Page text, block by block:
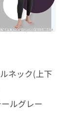
ネック(上下
ルグレー